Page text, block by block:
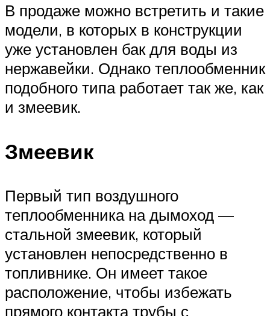
В продаже можно встретить и такие
модели, в которых в конструкции
уже установлен бак для воды из
нержавейки. Однако теплообменник
подобного типа работает так же, как
и змеевик.
Змеевик
Первый тип воздушного
теплообменника на дымоход —
стальной змеевик, который
установлен непосредственно в
топливнике. Он имеет такое
расположение, чтобы избежать
прямого контакта трубы с